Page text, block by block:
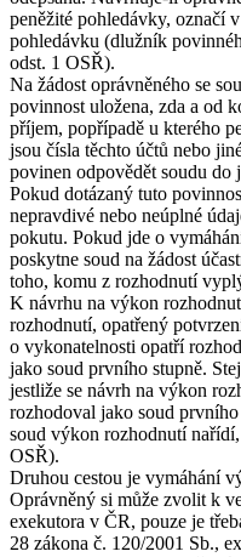
peněžité pohledávky, označí
pohledávku (dlužník
odst. 1 OSŘ).
Na žádost oprávněného se
povinnost uložena, zda a od
příjem, popřípadě u kterého
jsou čísla těchto účtů nebo
povinen odpovědět soudu do
Pokud dotázaný tuto
nepravdivé nebo neúplné
pokutu. Pokud jde o
poskytne soud na žádost
toho, komu z rozhodnutí
K návrhu na výkon
rozhodnutí, opatřený
o vykonatelnosti opatří
jako soud prvního stupně.
jestliže se návrh na výkon
rozhodoval jako soud
soud výkon rozhodnutí
OSŘ).
Druhou cestou je vymáhání
Oprávněný si může zvolit k
exekutora v ČR, pouze je
28 zákona č. 120/2001 Sb.,